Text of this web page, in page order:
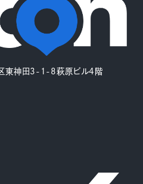
東神田3-1-8萩原ビル4階